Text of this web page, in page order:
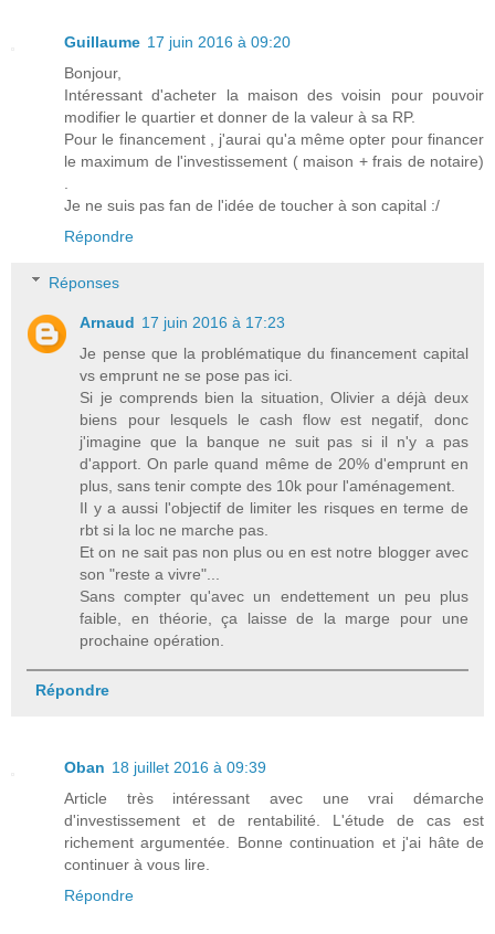
Guillaume 17 juin 2016 à 09:20
Bonjour,
Intéressant d'acheter la maison des voisin pour pouvoir
modifier le quartier et donner de la valeur à sa RP.
Pour le financement , j'aurai qu'a même opter pour financer
le maximum de l'investissement ( maison + frais de notaire)
Je ne suis pas fan de l'idée de toucher à son capital :/
Répondre
Réponses
Arnaud 17 juin 2016 à 17:23
Je pense que la problématique du financement capital
vs emprunt ne se pose pas ici.
Si je comprends bien la situation, Olivier a déjà deux
biens pour lesquels le cash flow est negatif, donc
j'imagine que la banque ne suit pas si il n'y a pas
d'apport. On parle quand même de 20% d'emprunt en
plus, sans tenir compte des 10k pour l'aménagement.
Il y a aussi l'objectif de limiter les risques en terme de
rbt si la loc ne marche pas.
Et on ne sait pas non plus ou en est notre blogger avec
son "reste a vivre"...
Sans compter qu'avec un endettement un peu plus
faible, en théorie, ça laisse de la marge pour une
prochaine opération.
Répondre
Oban 18 juillet 2016 à 09:39
Article très intéressant avec une vrai démarche
d'investissement et de rentabilité. L'étude de cas est
richement argumentée. Bonne continuation et j'ai hâte de
continuer à vous lire.
Répondre